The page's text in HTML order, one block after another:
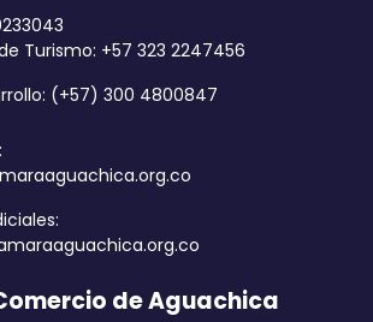
Turismo: +57 323 2247456
(+57) 300 4800847
de Aguachica
Aumentar